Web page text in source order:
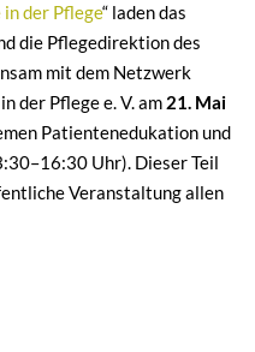
der Pflege“ laden das
die Pflegedirektion des
mit dem Netzwerk
der Pflege e. V. am 21. Mai
Patientenedukation und
Uhr). Dieser Teil
Veranstaltung allen